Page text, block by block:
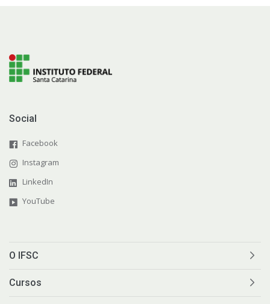
Social
Facebook
Instagram
LinkedIn
YouTube
O IFSC
Cursos